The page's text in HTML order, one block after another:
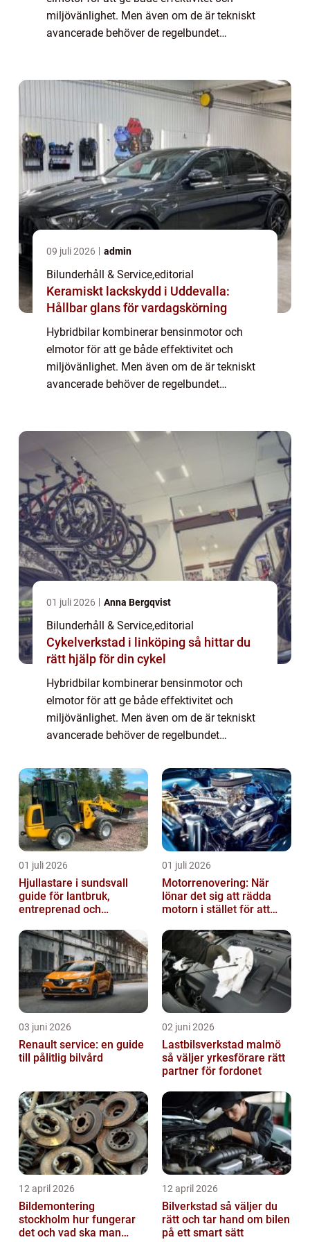
miljövänlighet. Men även om de är tekniskt
avancerade behöver de regelbundet
09 juli 2026 admin
Bilunderhåll & Service,editorial
Keramiskt lackskydd i Uddevalla:
Hållbar glans för vardagskörning
Hybridbilar kombinerar bensinmotor och
elmotor för att ge både effektivitet och
miljövänlighet. Men även om de är tekniskt
avancerade behöver de regelbundet
01 juli 2026 Anna Bergqvist
Bilunderhåll & Service,editorial
Cykelverkstad i linköping så hittar du
rätt hjälp för din cykel
Hybridbilar kombinerar bensinmotor och
elmotor för att ge både effektivitet och
miljövänlighet. Men även om de är tekniskt
avancerade behöver de regelbundet
01 juli 2026
Hjullastare i sundsvall
guide för lantbruk,
entreprenad och
01 juli 2026
Motorrenovering: När
lönar det sig att rädda
motorn i stället för att
03 juni 2026
Renault service: en guide
till pålitlig bilvård
02 juni 2026
Lastbilsverkstad malmö
så väljer yrkesförare rätt
partner för fordonet
12 april 2026
Bildemontering
stockholm hur fungerar
det och vad ska man
12 april 2026
Bilverkstad så väljer du
rätt och tar hand om bilen
på ett smart sätt